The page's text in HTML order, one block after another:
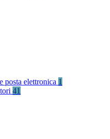
posta elettronica 1
41